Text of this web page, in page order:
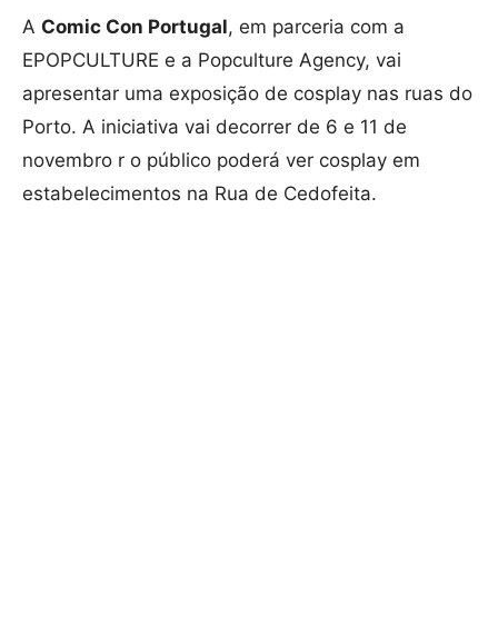
A Comic Con Portugal, em parceria com a
EPOPCULTURE e a Popculture Agency, vai
apresentar uma exposição de cosplay nas ruas do
Porto. A iniciativa vai decorrer de 6 e 11 de
novembro r o público poderá ver cosplay em
estabelecimentos na Rua de Cedofeita.